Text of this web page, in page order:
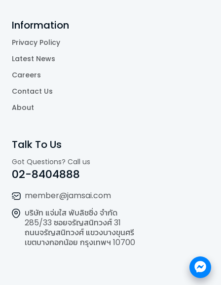
Information
Privacy Policy
Latest News
Careers
Contact Us
About
Talk To Us
Got Questions? Call us
02-8404888
member@jamsai.com
บริษัท แจ่มใส พับลิชชิ่ง จำกัด
285/33 ซอยจรัญสนิทวงศ์ 31
ถนนจรัญสนิทวงศ์ แขวงบางขุนศรี
เขตบางกอกน้อย กรุงเทพฯ 10700